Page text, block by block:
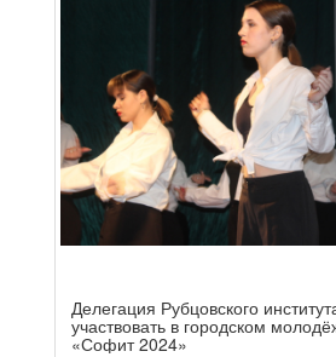
Делегация Рубцовского
участвовать в городском
«Софит 2024»